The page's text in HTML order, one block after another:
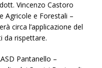
Vincenzo Castoro
Agricole e Forestali –
circa l’applicazione del
da rispettare.
Pantanello –